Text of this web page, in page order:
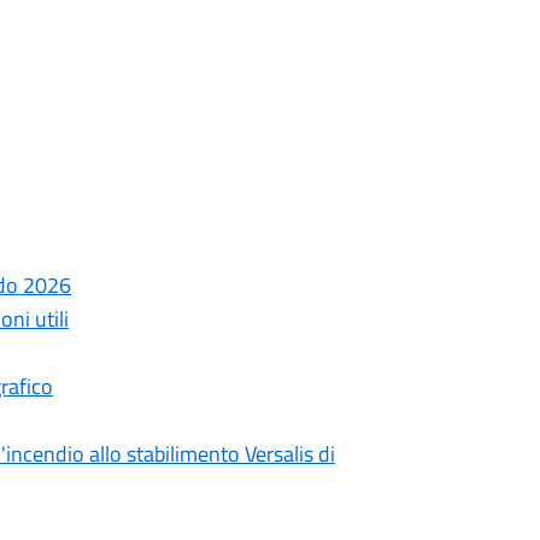
2026
utili
allo stabilimento Versalis di